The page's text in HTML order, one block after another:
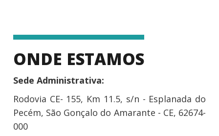
ONDE ESTAMOS
Sede Administrativa:
Rodovia CE- 155, Km 11.5, s/n - Esplanada do
Pecém, São Gonçalo do Amarante - CE, 62674-
000